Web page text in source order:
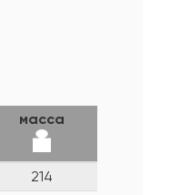
масса
214